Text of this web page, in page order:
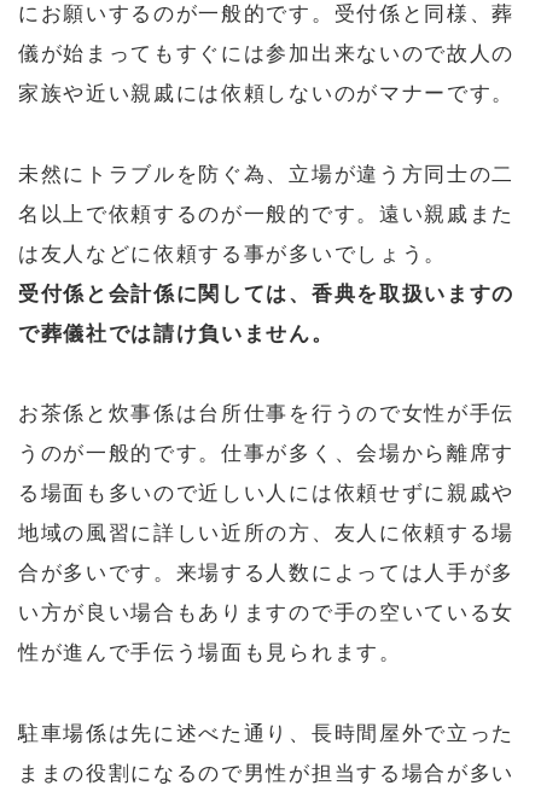
にお願いするのが一般的です。受付係と同様、葬
儀が始まってもすぐには参加出来ないので故人の
家族や近い親戚には依頼しないのがマナーです。
未然にトラブルを防ぐ為、立場が違う方同士の二
名以上で依頼するのが一般的です。遠い親戚また
は友人などに依頼する事が多いでしょう。
受付係と会計係に関しては、香典を取扱いますの
で葬儀社では請け負いません。
お茶係と炊事係は台所仕事を行うので女性が手伝
うのが一般的です。仕事が多く、会場から離席す
る場面も多いので近しい人には依頼せずに親戚や
地域の風習に詳しい近所の方、友人に依頼する場
合が多いです。来場する人数によっては人手が多
い方が良い場合もありますので手の空いている女
性が進んで手伝う場面も見られます。
駐車場係は先に述べた通り、長時間屋外で立った
ままの役割になるので男性が担当する場合が多い